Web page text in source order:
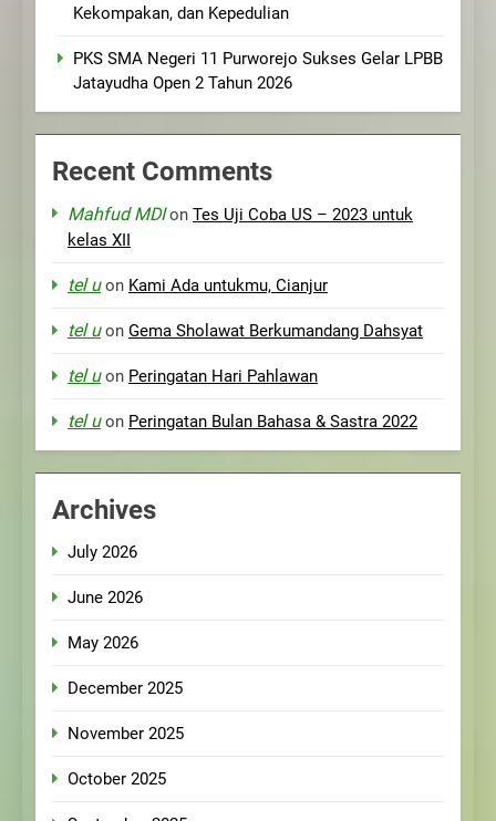
Kekompakan, dan Kepedulian
PKS SMA Negeri 11 Purworejo Sukses Gelar LPBB
Jatayudha Open 2 Tahun 2026
Recent Comments
Mahfud MDIon Tes Uji Coba US – 2023 untuk
kelas XII
tel uon Kami Ada untukmu, Cianjur
tel uon Gema Sholawat Berkumandang Dahsyat
tel uon Peringatan Hari Pahlawan
tel uon Peringatan Bulan Bahasa & Sastra 2022
Archives
July 2026
June 2026
May 2026
December 2025
November 2025
October 2025